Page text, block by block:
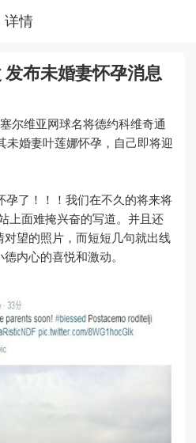
详情
布未婚妻怀孕消息
维亚网球名将德约科维奇通
未婚妻叶莲娜怀孕，自己即将迎
了！！！我们在不久的将来将
上面难掩兴奋的写道。并且还
望的照片，而短短几句就出线
内心的喜悦和激动。